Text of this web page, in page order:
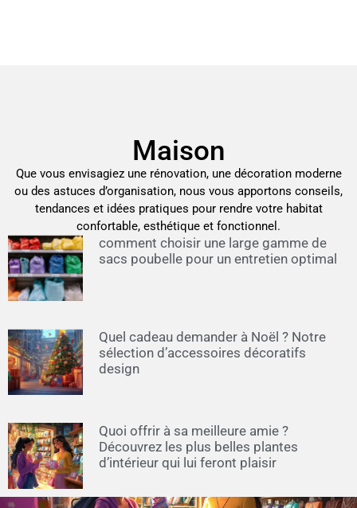
Maison
Que vous envisagiez une rénovation, une décoration moderne
ou des astuces d’organisation, nous vous apportons conseils,
tendances et idées pratiques pour rendre votre habitat
confortable, esthétique et fonctionnel.
comment choisir une large gamme de
sacs poubelle pour un entretien optimal
Quel cadeau demander à Noël ? Notre
sélection d’accessoires décoratifs
design
Quoi offrir à sa meilleure amie ?
Découvrez les plus belles plantes
d’intérieur qui lui feront plaisir